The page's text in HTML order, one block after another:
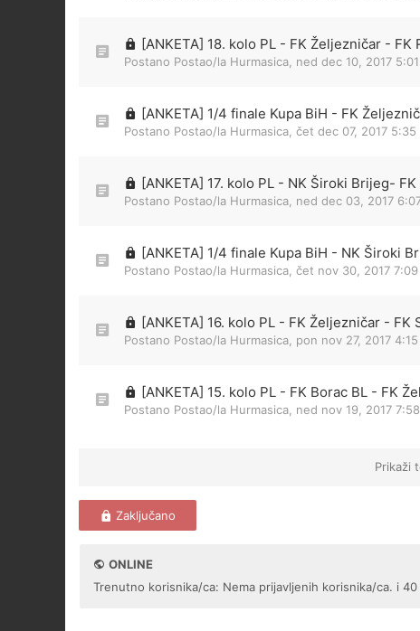
[ANKETA] 18. kolo PL - FK Željezničar - FK
Postano Postao/la Hurmasica ned dec 10, 2017
[ANKETA] 1/4 finale Kupa BiH - FK
Postano Postao/la Hurmasica čet dec 07, 2017 5:35
[ANKETA] 17. kolo PL - NK Široki Brijeg-
Postano Postao/la Hurmasica ned dec 03, 2017
[ANKETA] 1/4 finale Kupa BiH - NK Široki
Postano Postao/la Hurmasica čet nov 30, 2017
[ANKETA] 16. kolo PL - FK Željezničar - FK
Postano Postao/la Hurmasica pon nov 27, 2017
[ANKETA] 15. kolo PL - FK Borac BL - FK
Postano Postao/la Hurmasica ned nov 19, 2017
Prikaži
Zaključano
ONLINE
Trenutno korisnika/ca: Nema prijavljenih korisnika/ca. i